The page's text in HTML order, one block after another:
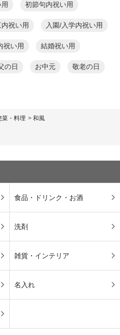
初節句内祝い用
祝い用 入園/入学内祝い用
祝い用 結婚祝い用
の日 お中元 敬老の日
菜・料理 > 和風
食品・ドリンク・お酒
洗剤
雑貨・インテリア
名入れ